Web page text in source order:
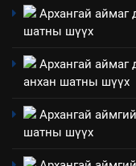
5
Архангай аймаг
шатны шүүх
Архангай аймаг
анхан шатны шүүх
Архангай
шатны шүүх